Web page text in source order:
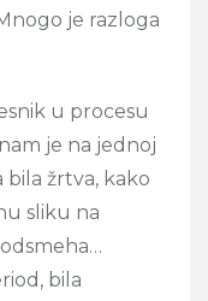
je razloga
u procesu
je na jednoj
bila žrtva, kako
sliku na
bila